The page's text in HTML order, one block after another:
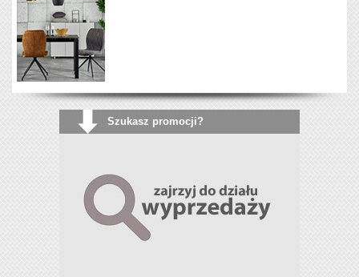
Szukasz promocji?